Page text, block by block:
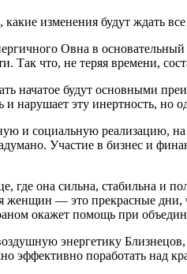
какие изменения будут ждать
Овна в
Так что, не теряя времени,
начатое будут основными
нарушает эту инертность, но
и социальную реализацию, на
Участие в бизнес и
где она сильна, стабильна
женщин — это прекрасные
окажет помощь при
энергетику
эффективно поработать над